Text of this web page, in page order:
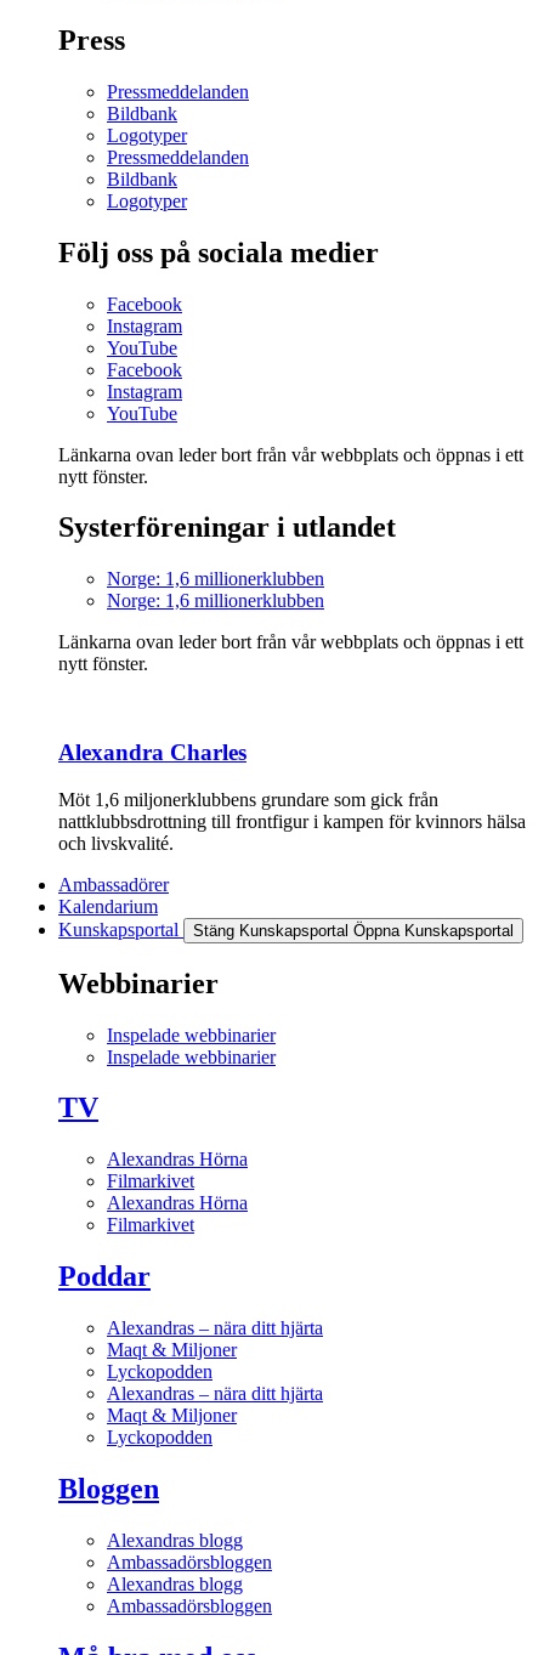
Press
Pressmeddelanden
Bildbank
Logotyper
Pressmeddelanden
Bildbank
Logotyper
Följ oss på sociala medier
Facebook
Instagram
YouTube
Facebook
Instagram
YouTube
Länkarna ovan leder bort från vår webbplats och öppnas i ett
nytt fönster.
Systerföreningar i utlandet
Norge: 1,6 millionerklubben
Norge: 1,6 millionerklubben
Länkarna ovan leder bort från vår webbplats och öppnas i ett
nytt fönster.
Alexandra Charles
Möt 1,6 miljonerklubbens grundare som gick från
nattklubbsdrottning till frontfigur i kampen för kvinnors hälsa
och livskvalité.
Ambassadörer
Kalendarium
Kunskapsportal
Stäng Kunskapsportal Öppna Kunskapsportal
Webbinarier
Inspelade webbinarier
Inspelade webbinarier
TV
Alexandras Hörna
Filmarkivet
Alexandras Hörna
Filmarkivet
Poddar
Alexandras – nära ditt hjärta
Maqt & Miljoner
Lyckopodden
Alexandras – nära ditt hjärta
Maqt & Miljoner
Lyckopodden
Bloggen
Alexandras blogg
Ambassadörsbloggen
Alexandras blogg
Ambassadörsbloggen